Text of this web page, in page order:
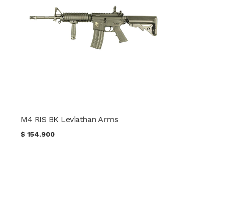
M4 RIS BK Leviathan Arms
$154.900